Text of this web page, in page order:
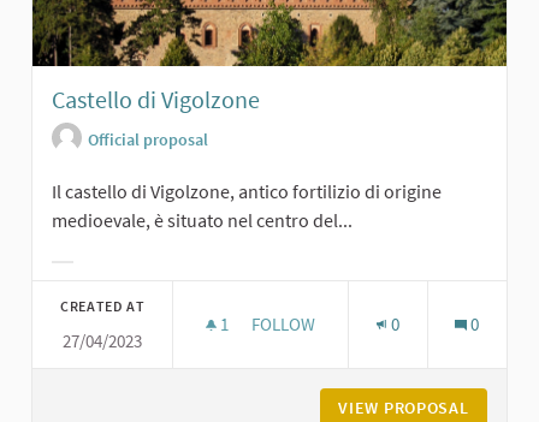
Castello di Vigolzone
Official proposal
Il castello di Vigolzone, antico fortilizio di origine
medioevale, è situato nel centro del...
CREATED AT
27/04/2023
1 1 FOLLOWER
FOLLOW 0 0
VIEW PROPOSAL